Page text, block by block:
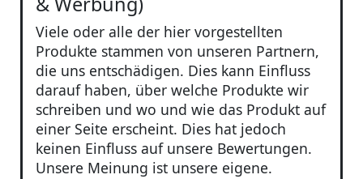
Viele oder alle der hier vorgestellten
Produkte stammen von unseren Partnern,
die uns entschädigen. Dies kann Einfluss
darauf haben, über welche Produkte wir
schreiben und wo und wie das Produkt auf
einer Seite erscheint. Dies hat jedoch
keinen Einfluss auf unsere Bewertungen.
Unsere Meinung ist unsere eigene.